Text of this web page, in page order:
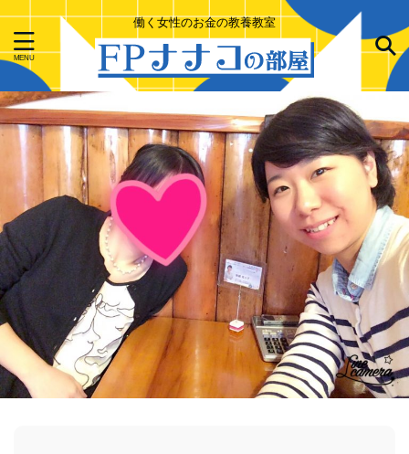
働く女性のお金の教養教室